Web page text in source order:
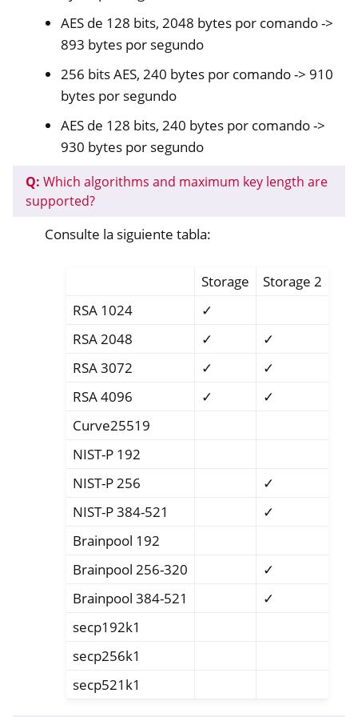
AES de 128 bits, 2048 bytes por comando ->
893 bytes por segundo
256 bits AES, 240 bytes por comando -> 910
bytes por segundo
AES de 128 bits, 240 bytes por comando ->
930 bytes por segundo
Q: Which algorithms and maximum key length are
supported?
Consulte la siguiente tabla:
Storage
Storage 2
RSA 1024
✓
RSA 2048
✓
✓
RSA 3072
✓
✓
RSA 4096
✓
✓
Curve25519
NIST-P 192
NIST-P 256
✓
NIST-P 384-521
✓
Brainpool 192
Brainpool 256-320
✓
Brainpool 384-521
✓
secp192k1
secp256k1
secp521k1